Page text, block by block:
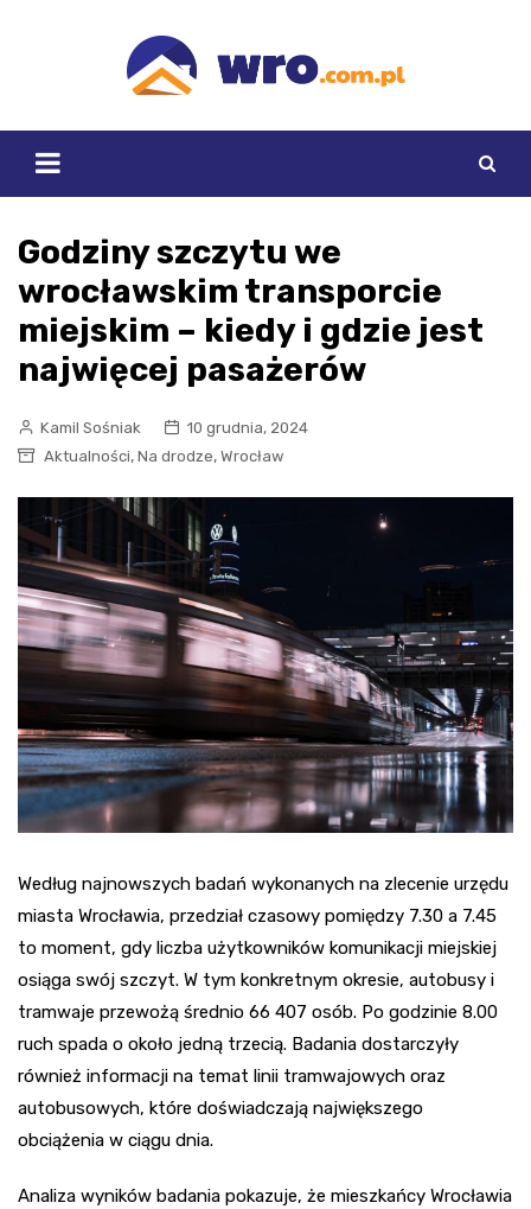
Godziny szczytu we
wrocławskim transporcie
miejskim – kiedy i gdzie jest
najwięcej pasażerów
Kamil Sośniak
10 grudnia, 2024
Aktualności, Na drodze, Wrocław
Według najnowszych badań wykonanych na zlecenie urzędu
miasta Wrocławia, przedział czasowy pomiędzy 7.30 a 7.45
to moment, gdy liczba użytkowników komunikacji miejskiej
osiąga swój szczyt. W tym konkretnym okresie, autobusy i
tramwaje przewożą średnio 66 407 osób. Po godzinie 8.00
ruch spada o około jedną trzecią. Badania dostarczyły
również informacji na temat linii tramwajowych oraz
autobusowych, które doświadczają największego
obciążenia w ciągu dnia.
Analiza wyników badania pokazuje, że mieszkańcy Wrocławia